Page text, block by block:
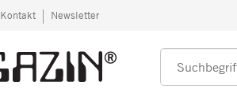
Kontakt Newsletter